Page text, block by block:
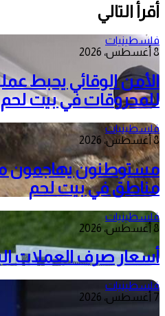
أقرأ التالي
فلسطينيات
8 أغسطس، 2026
الأمن الوقائي يحبط
للمحروقات في بيت لحم
فلسطينيات
8 أغسطس، 2026
مستوطنون يهاجمون
مناطق في بيت لحم
فلسطينيات
8 أغسطس، 2026
أسعار صرف العملات
فلسطينيات
7 أغسطس، 2026